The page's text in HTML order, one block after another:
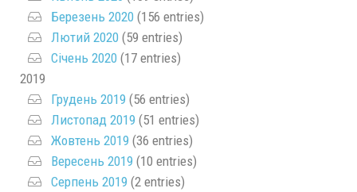
Березень 2020 (156 entries)
Лютий 2020 (59 entries)
Січень 2020 (17 entries)
2019
Грудень 2019 (56 entries)
Листопад 2019 (51 entries)
Жовтень 2019 (36 entries)
Вересень 2019 (10 entries)
Серпень 2019 (2 entries)